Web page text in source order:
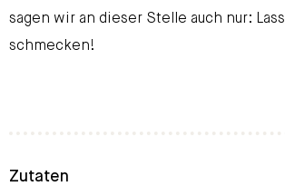
sagen wir an dieser Stelle auch nur:
schmecken!
Zutaten